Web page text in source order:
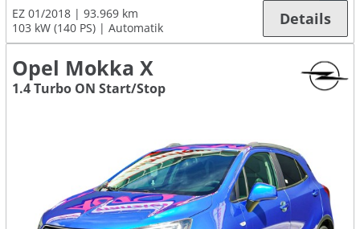
EZ 01/2018
93.969 km
103 kW (140 PS)
Automatik Details
Opel Mokka X
1.4 Turbo ON Start/Stop